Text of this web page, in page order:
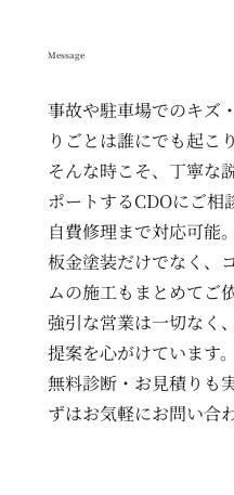
Message
事故や駐車場でのキズ
りごとは誰にでも起こ
そんな時こそ、丁寧な
ポートするCDOにご相
自費修理まで対応可能。
板金塗装だけでなく、
ムの施工もまとめてご
強引な営業は一切なく
提案を心がけています。
無料診断・お見積りも
ずはお気軽にお問い合